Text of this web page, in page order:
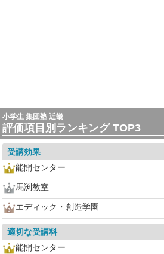
小学生 集団塾 近畿
評価項目別ランキング TOP3
受講効果
能開センター
馬渕教室
エディック・創造学園
適切な受講料
能開センター